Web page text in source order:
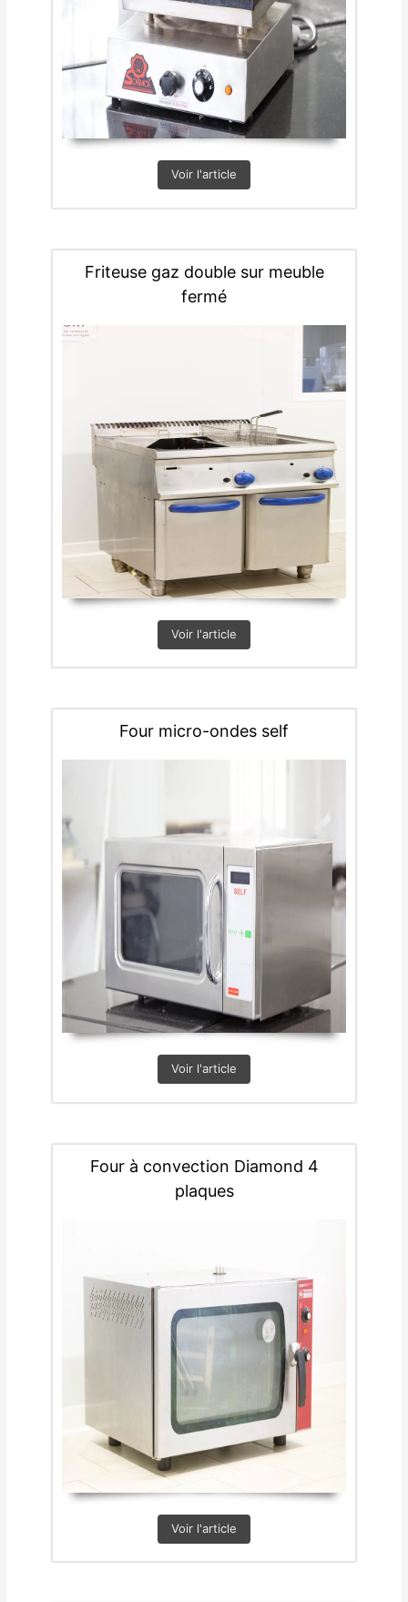
Voir l'article
Friteuse gaz double sur meuble
fermé
Voir l'article
Four micro-ondes self
Voir l'article
Four à convection Diamond 4
plaques
Voir l'article